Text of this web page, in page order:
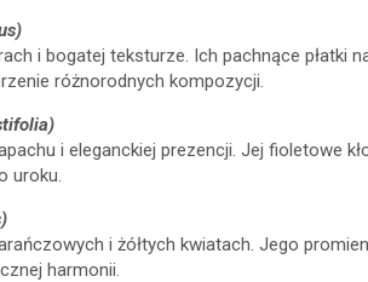
i bogatej teksturze. Ich pachnące płatki
różnorodnych kompozycji.
i eleganckiej prezencji. Jej fioletowe
uroku.
i żółtych kwiatach. Jego
harmonii.